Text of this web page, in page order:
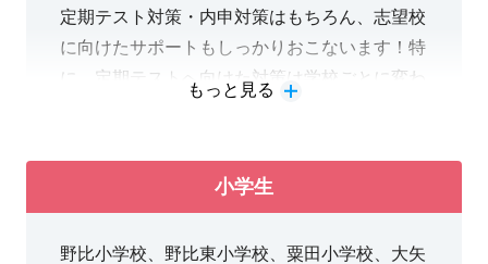
定期テスト対策・内申対策はもちろん、志望校
に向けたサポートもしっかりおこないます！特
に、定期テストへ向けた対策は学校ごとに変わ
もっと見る
小学生
野比小学校、野比東小学校、粟田小学校、大矢